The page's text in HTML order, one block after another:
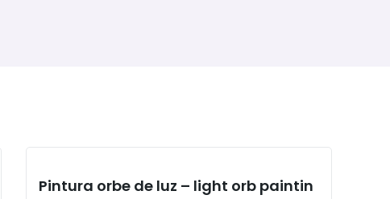
Pintura orbe de luz – light orb paintin